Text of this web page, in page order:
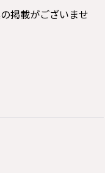
掲載がございませ